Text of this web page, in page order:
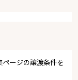
ージの譲渡条件を